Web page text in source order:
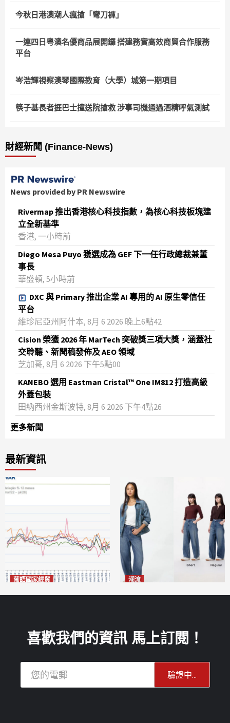
今秋日港澳潮人瘋搶「彎刀褲」
一連四日粵澳名優商品展開鑼 搭建務實高效商貿合作服務
平台
岑浩輝視察澳琴國際教育（大學）城第一期項目
筷子基長者捱巴士撞送院搶救 涉事司機通過酒精呼氣測試
財經新聞 (Finance-News)
News provided by PR Newswire
Rivermap 推出香港核心科技指數，為核心科技板塊建
立全新基準
香港, 一小時前
Diego Mesa Puyo 獲選成為 GEF 下一任行政總裁兼董
事長
華盛頓, 5小時前
DXC 與 Primary 推出企業 AI 專用的 AI 原生零信任
平台
維珍尼亞州阿什本, 8月 6 2026 晚上6點42
Cision 榮獲 2026 年 MarTech 突破獎三項大獎，涵蓋社
交聆聽、新聞稿發佈及 AEO 領域
芝加哥, 8月 6 2026 下午5點00
KANEBO 選用 Eastman Cristal™ One IM812 打造高級
外蓋包裝
田納西州金斯波特, 8月 6 2026 下午4點26
更多新聞
最新資訊
葡語國家經貿 潮流
喜歡我們的資訊 馬上訂閱！